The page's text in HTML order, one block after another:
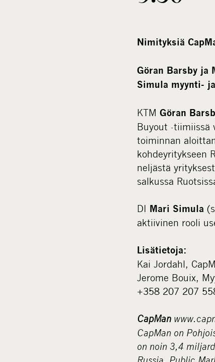
Nimityksiä
Göran Barsby ja
Simula myynti-
KTM Göran
Buyout -tiimiissä
toiminnan
kohdeyritykseen
neljästä
salkussa
DI Mari Simula
aktiivinen rooli
Lisätietoja:
Kai Jordahl,
Jerome Bouix,
+358 207 207
CapMan
CapMan on
on noin 3,4